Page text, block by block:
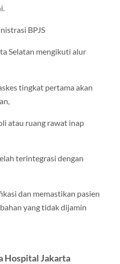
BPJS
Selatan mengikuti alur
tingkat pertama akan
atau ruang rawat inap
terintegrasi dengan
dan memastikan pasien
yang tidak dijamin
Hospital Jakarta